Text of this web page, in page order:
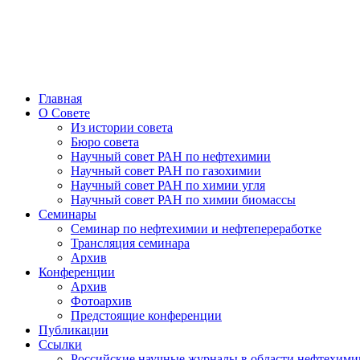
Главная
О Совете
Из истории совета
Бюро совета
Научный совет РАН по нефтехимии
Научный совет РАН по газохимии
Научный совет РАН по химии угля
Научный совет РАН по химии биомассы
Семинары
Семинар по нефтехимии и нефтепереработке
Трансляция семинара
Архив
Конференции
Архив
Фотоархив
Предстоящие конференции
Публикации
Ссылки